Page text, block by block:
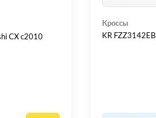
Кроссы
KR FZZ3142EB